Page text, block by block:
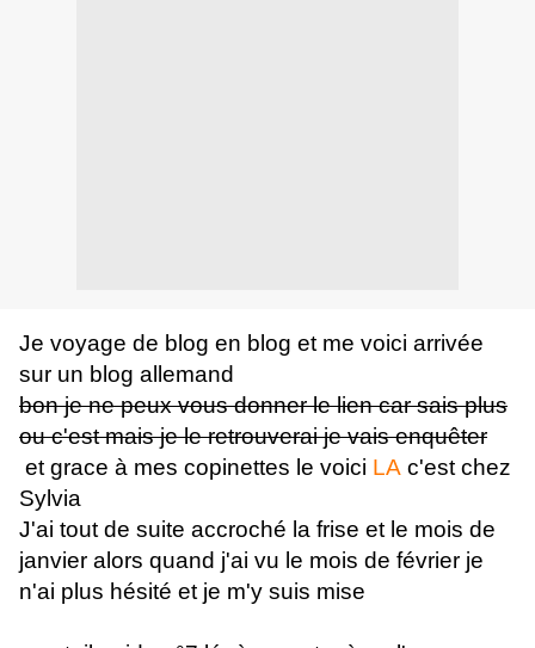
Je voyage de blog en blog et me voici arrivée
sur un blog allemand
bon je ne peux vous donner le lien car sais plus
ou c'est mais je le retrouverai je vais enquêter
et grace à mes copinettes le voici LA c'est chez
Sylvia
J'ai tout de suite accroché la frise et le mois de
janvier alors quand j'ai vu le mois de février je
n'ai plus hésité et je m'y suis mise